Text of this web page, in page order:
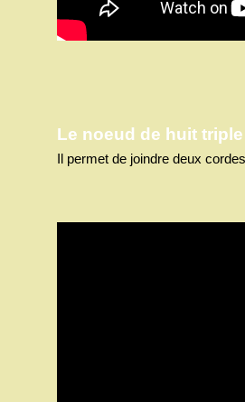
Le noeud de huit
Il permet de joindre deux cordes